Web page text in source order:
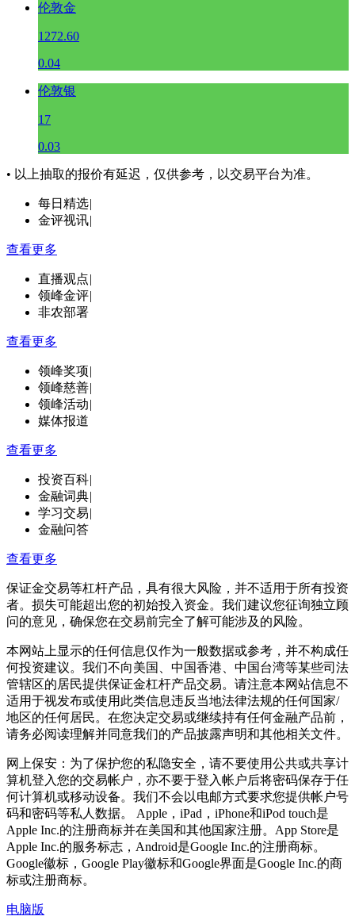
伦敦金
1272.60
0.04
伦敦银
17
0.03
• 以上抽取的报价有延迟，仅供参考，以交易平台为准。
每日精选|
金评视讯|
查看更多
直播观点|
领峰金评|
非农部署
查看更多
领峰奖项|
领峰慈善|
领峰活动|
媒体报道
查看更多
投资百科|
金融词典|
学习交易|
金融问答
查看更多
保证金交易等杠杆产品，具有很大风险，并不适用于所有投资
者。损失可能超出您的初始投入资金。我们建议您征询独立顾
问的意见，确保您在交易前完全了解可能涉及的风险。
本网站上显示的任何信息仅作为一般数据或参考，并不构成任
何投资建议。我们不向美国、中国香港、中国台湾等某些司法
管辖区的居民提供保证金杠杆产品交易。请注意本网站信息不
适用于视发布或使用此类信息违反当地法律法规的任何国家/
地区的任何居民。在您决定交易或继续持有任何金融产品前，
请务必阅读理解并同意我们的产品披露声明和其他相关文件。
网上保安：为了保护您的私隐安全，请不要使用公共或共享计
算机登入您的交易帐户，亦不要于登入帐户后将密码保存于任
何计算机或移动设备。我们不会以电邮方式要求您提供帐户号
码和密码等私人数据。 Apple，iPad，iPhone和iPod touch是
Apple Inc.的注册商标并在美国和其他国家注册。App Store是
Apple Inc.的服务标志，Android是Google Inc.的注册商标。
Google徽标，Google Play徽标和Google界面是Google Inc.的商
标或注册商标。
电脑版